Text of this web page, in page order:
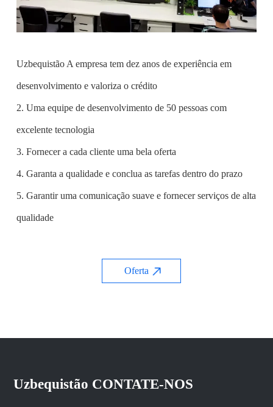
Uzbequistão A empresa tem dez anos de experiência em
desenvolvimento e valoriza o crédito
2. Uma equipe de desenvolvimento de 50 pessoas com
excelente tecnologia
3. Fornecer a cada cliente uma bela oferta
4. Garanta a qualidade e conclua as tarefas dentro do prazo
5. Garantir uma comunicação suave e fornecer serviços de alta
qualidade
Oferta
Uzbequistão CONTATE-NOS